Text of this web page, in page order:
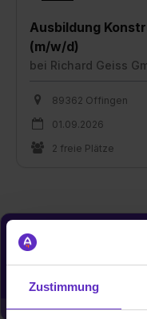
Zustimmung
Ausbildung
(m/w/d)
bei Richard Geiss
89362 Offingen
01.09.2026
2 freie Plätze
Du möchtest neue
zugeschickt